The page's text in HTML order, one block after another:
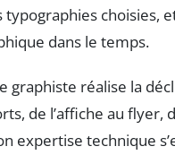
choisies,
dans le temps.
graphiste réalise la
de l’affiche au flyer,
expertise technique